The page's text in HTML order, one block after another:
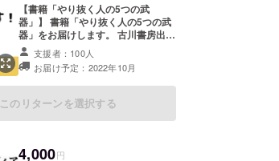
【書籍「やり抜く人の5つの武
器」】 書籍「やり抜く人の5つの武
器」をお届けします。 古川書房出版
（商業出版） 著者：椎木倫太郎 ※送
料込みのお値段です。
支援者：100人
お届け予定：2022年10月
このリターンを選択する
4,000円